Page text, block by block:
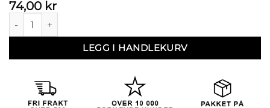
74,00 kr
Rundpinner, 60 cm, 2,00 mm, aluminium antall
LEGG I HANDLEKURV